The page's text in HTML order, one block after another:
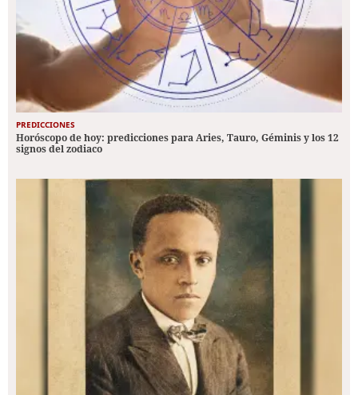
PREDICCIONES
Horóscopo de hoy: predicciones para Aries, Tauro, Géminis y los 12
signos del zodiaco